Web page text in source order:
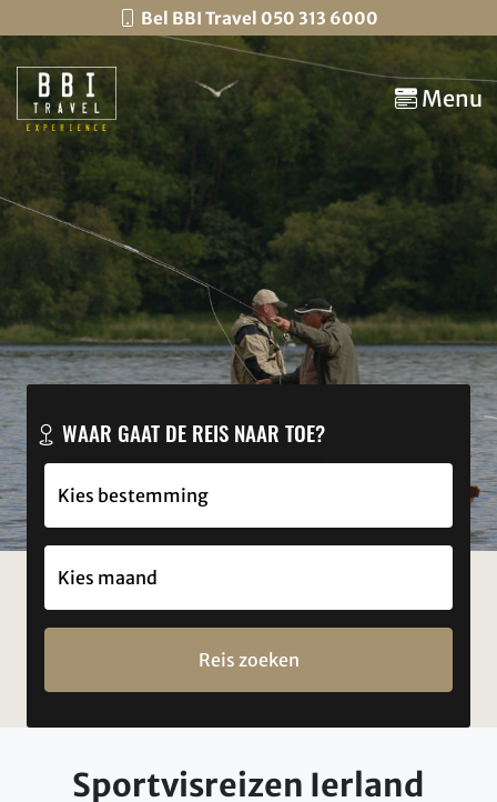
Bel BBI Travel 050 313 6000
Menu
WAAR GAAT DE REIS NAAR TOE?
Reis zoeken
Sportvisreizen Ierland